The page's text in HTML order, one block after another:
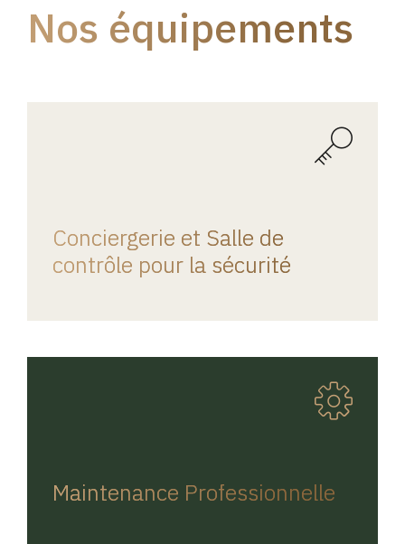
Nos équipements
Conciergerie et Salle de
contrôle pour la sécurité
Maintenance Professionnelle